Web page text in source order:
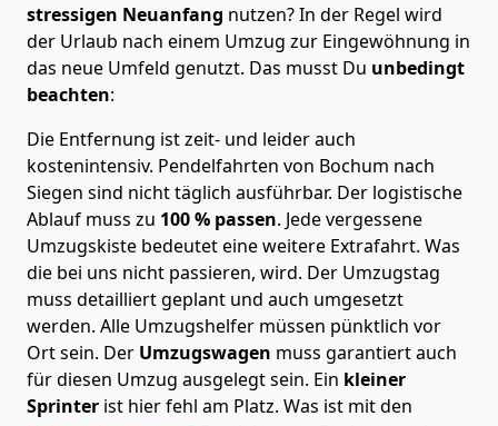
stressigen Neuanfang nutzen? In der Regel wird
der Urlaub nach einem Umzug zur Eingewöhnung in
das neue Umfeld genutzt. Das musst Du unbedingt
beachten:
Die Entfernung ist zeit- und leider auch
kostenintensiv. Pendelfahrten von Bochum nach
Siegen sind nicht täglich ausführbar. Der logistische
Ablauf muss zu 100 % passen. Jede vergessene
Umzugskiste bedeutet eine weitere Extrafahrt. Was
die bei uns nicht passieren, wird. Der Umzugstag
muss detailliert geplant und auch umgesetzt
werden. Alle Umzugshelfer müssen pünktlich vor
Ort sein. Der Umzugswagen muss garantiert auch
für diesen Umzug ausgelegt sein. Ein kleiner
Sprinter ist hier fehl am Platz. Was ist mit den